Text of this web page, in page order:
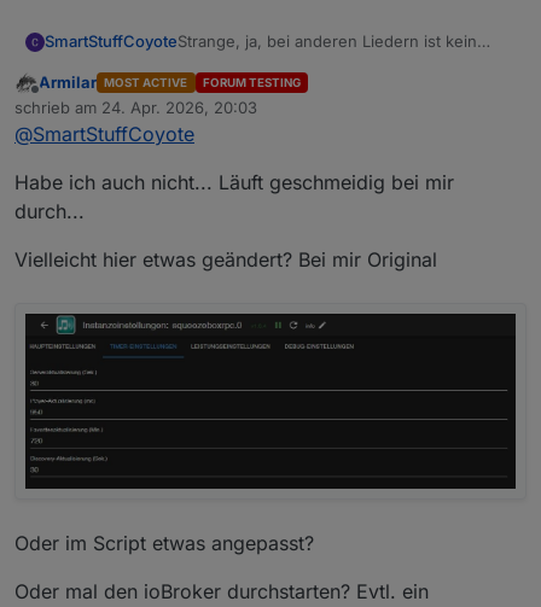
SmartStuffCoyoteStrange, ja, bei anderen Liedern ist kein
Natürlich sind die Daten im ID3-Tag, wo
sollte der LMS die Informationen sonst her
haben...
Aber gut, irgendwas passt da auf meiner
Aber diese kurze Unterbrechung, wo nur
Offline
Armilar MOST ACTIVE FORUM TESTING
schrieb am 24. Apr. 2026, 20:03
zuletzt editiert von
@SmartStuffCoyote
Habe ich auch nicht... Läuft geschmeidig bei mir
durch...
Vielleicht hier etwas geändert? Bei mir Original
Oder im Script etwas angepasst?
Oder mal den ioBroker durchstarten? Evtl. ein